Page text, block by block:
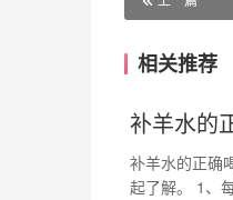
相关推荐
补羊水的
补羊水的正确
起了解。 1、